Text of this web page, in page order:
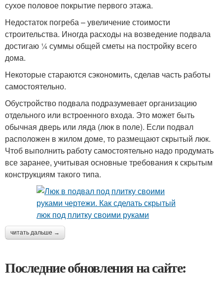
сухое половое покрытие первого этажа.
Недостаток погреба – увеличение стоимости
строительства. Иногда расходы на возведение подвала
достигаю ¼ суммы общей сметы на постройку всего
дома.
Некоторые стараются сэкономить, сделав часть работы
самостоятельно.
Обустройство подвала подразумевает организацию
отдельного или встроенного входа. Это может быть
обычная дверь или ляда (люк в поле). Если подвал
расположен в жилом доме, то размещают скрытый люк.
Чтоб выполнить работу самостоятельно надо продумать
все заранее, учитывая основные требования к скрытым
конструкциям такого типа.
читать дальше →
Последние обновления на сайте: